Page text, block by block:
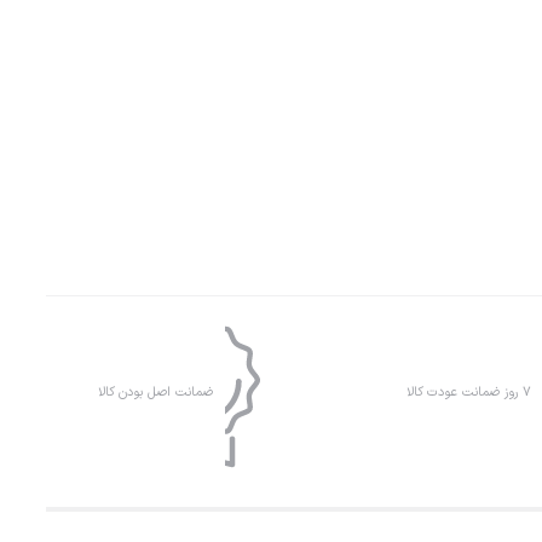
۷ روز ضمانت عودت کالا ضمانت اصل بودن کالا